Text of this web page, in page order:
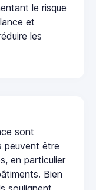
le risque
et
les
sont
peuvent être
en particulier
Bien